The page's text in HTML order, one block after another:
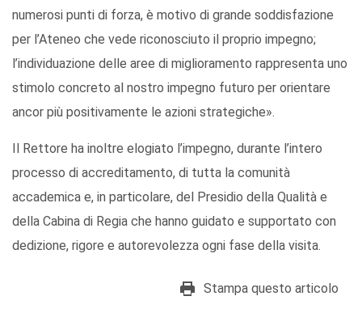
numerosi punti di forza, è motivo di grande soddisfazione
per l’Ateneo che vede riconosciuto il proprio impegno;
l’individuazione delle aree di miglioramento rappresenta uno
stimolo concreto al nostro impegno futuro per orientare
ancor più positivamente le azioni strategiche».
Il Rettore ha inoltre elogiato l’impegno, durante l’intero
processo di accreditamento, di tutta la comunità
accademica e, in particolare, del Presidio della Qualità e
della Cabina di Regia che hanno guidato e supportato con
dedizione, rigore e autorevolezza ogni fase della visita.
Stampa questo articolo